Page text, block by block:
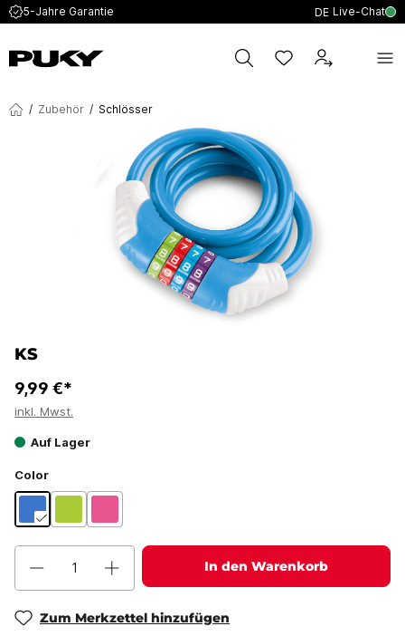
5-Jahre Garantie DE Live-Chat
/ Zubehör / Schlösser
KS
9,99 €*
inkl. Mwst.
Auf Lager
Color
In den Warenkorb
Zum Merkzettel hinzufügen